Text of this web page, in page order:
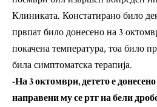
Клиниката. Констатирано било
првпат било донесено на 3
покачена температура, тоа било
била симптоматска терапија.
-На 3 октомври, детето е
направени му се ртг на бели